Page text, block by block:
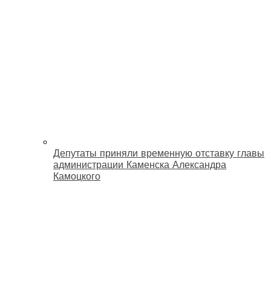
Депутаты приняли временную отставку главы
администрации Каменска Александра
Камоцкого